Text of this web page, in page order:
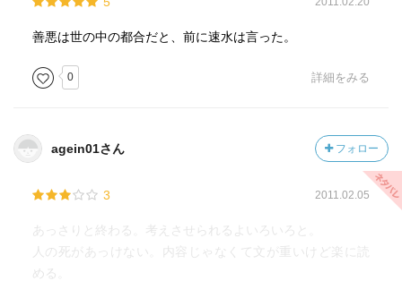
善悪は世の中の都合だと、前に速水は言った。
0 詳細をみる
agein01さん フォロー
3 2011.02.05
あっさりと終わる。考えさせられるよいろいろと。
人の死があっけない。内容じゃなくて文が重いけど楽に読
める。